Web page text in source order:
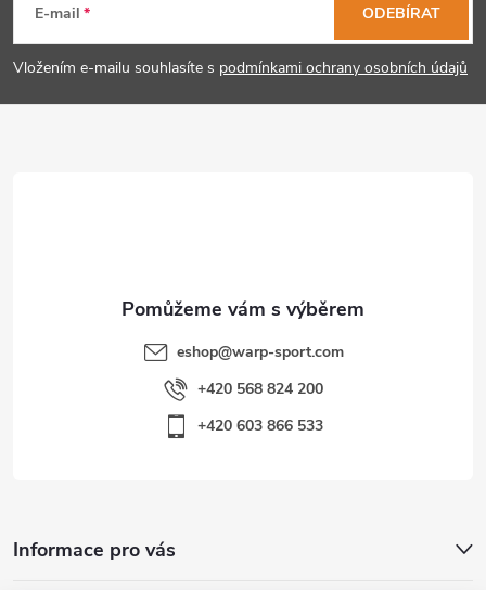
p
a
E-mail
Vložením e-mailu souhlasíte s podmínkami ochrany osobních údajů
ODEBÍRAT
eshop@warp-sport.com
+420 568 824 200
+420 603 866 533
Informace pro vás